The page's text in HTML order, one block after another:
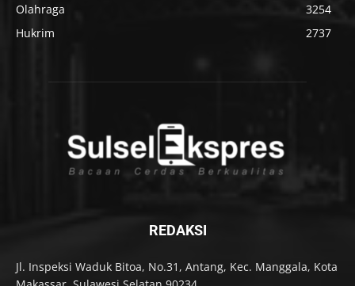
Olahraga
3254
Hukrim
2737
REDAKSI
Jl. Inspeksi Waduk Bitoa, No.31, Antang, Kec. Manggala, Kota